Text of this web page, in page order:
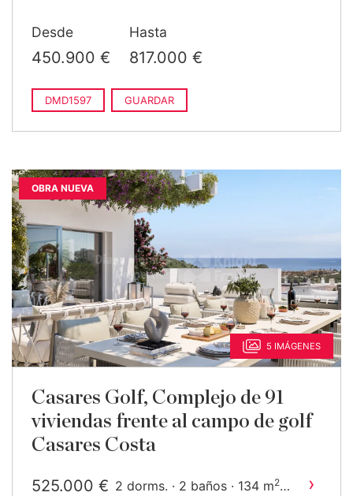
Desde
450.900 €
Hasta
817.000 €
DMD1597 GUARDAR
OBRA NUEVA
5 IMÁGENES
Casares Golf, Complejo de 91
viviendas frente al campo de golf
Casares Costa
525.000 € 2 dorms. · 2 baños · 134 m2 ›